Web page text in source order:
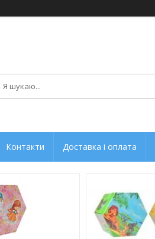
Контакти Доставка і оплата